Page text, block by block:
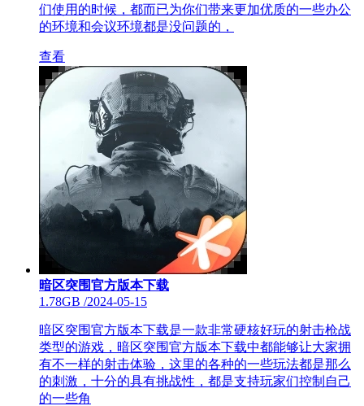
们使用的时候，都而已为你们带来更加优质的一些办公
的环境和会议环境都是没问题的，
查看
暗区突围官方版本下载
1.78GB /2024-05-15
暗区突围官方版本下载是一款非常硬核好玩的射击枪战
类型的游戏，暗区突围官方版本下载中都能够让大家拥
有不一样的射击体验，这里的各种的一些玩法都是那么
的刺激，十分的具有挑战性，都是支持玩家们控制自己
的一些角